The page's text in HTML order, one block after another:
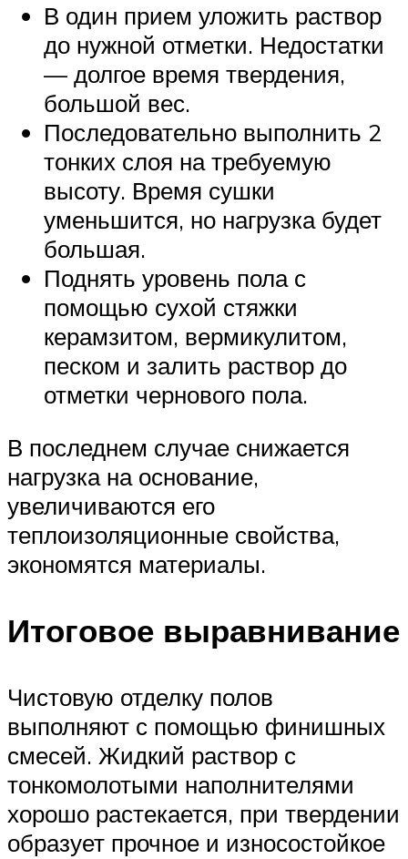
В один прием уложить раствор
до нужной отметки. Недостатки
— долгое время твердения,
большой вес.
Последовательно выполнить 2
тонких слоя на требуемую
высоту. Время сушки
уменьшится, но нагрузка будет
большая.
Поднять уровень пола с
помощью сухой стяжки
керамзитом, вермикулитом,
песком и залить раствор до
отметки чернового пола.
В последнем случае снижается
нагрузка на основание,
увеличиваются его
теплоизоляционные свойства,
экономятся материалы.
Итоговое выравнивание
Чистовую отделку полов
выполняют с помощью финишных
смесей. Жидкий раствор с
тонкомолотыми наполнителями
хорошо растекается, при твердении
образует прочное и износостойкое